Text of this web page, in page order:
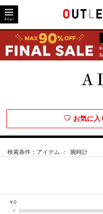
お気に入
検索条件： アイテム ： 腕時計
￥0